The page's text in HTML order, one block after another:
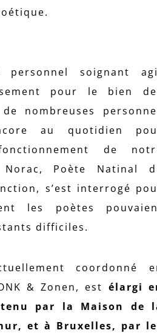
soignant
pour le bien
nombreuses
au quotidien
de
Poète Natinal
s’est interrogé
les poètes
difficiles.
coordonné
& Zonen, est élargi
par la Maison de
et à Bruxelles, par